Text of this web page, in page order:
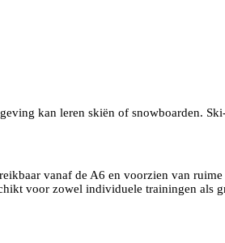
kan leren skiën of snowboarden.
vanaf de A6 en voorzien van
voor zowel individuele trainingen als